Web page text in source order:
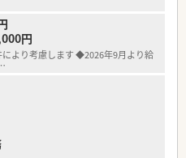
視したい方や、残業がほとんどない
両立させたい方に最適です。
がら、地域密着の薬局で一人ひとり
い方を歓迎します。
剤師としての本来の業務に専念し
ている方にお勧めです。
る地域密着型の法人で、エリア
円
により考慮します ◆2026年9月より給